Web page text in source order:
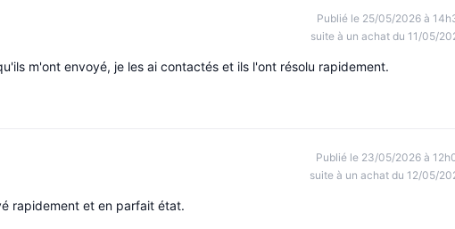
Publié le 25/05/2026 à
suite à un achat du 11/05/
m'ont envoyé, je les ai contactés et ils l'ont résolu rapidement.
Publié le 23/05/2026 à
suite à un achat du 12/05/
rapidement et en parfait état.